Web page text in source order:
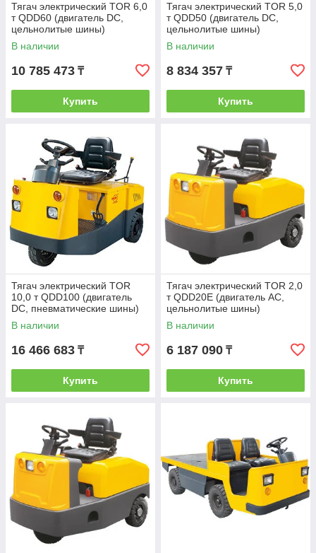
Тягач электрический TOR 6,0
т QDD60 (двигатель DC,
цельнолитые шины)
В наличии
10 785 473 ₸
Купить
Тягач электрический TOR 5,0
т QDD50 (двигатель DC,
цельнолитые шины)
В наличии
8 834 357 ₸
Купить
Тягач электрический TOR
10,0 т QDD100 (двигатель
DC, пневматические шины)
В наличии
16 466 683 ₸
Купить
Тягач электрический TOR 2,0
т QDD20E (двигатель AC,
цельнолитые шины)
В наличии
6 187 090 ₸
Купить